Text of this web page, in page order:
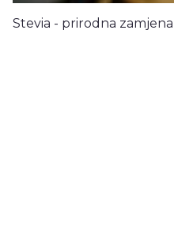
Stevia - prirodna